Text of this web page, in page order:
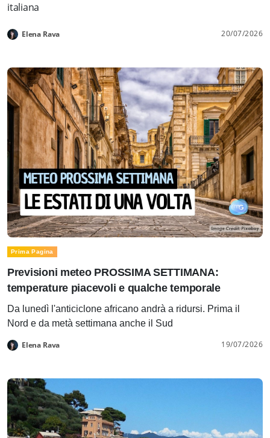
italiana
Elena Rava 20/07/2026
Prima Pagina
Previsioni meteo PROSSIMA SETTIMANA:
temperature piacevoli e qualche temporale
Da lunedì l'anticiclone africano andrà a ridursi. Prima il
Nord e da metà settimana anche il Sud
Elena Rava 19/07/2026